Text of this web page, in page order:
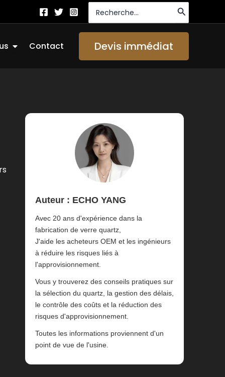
Recherche
de
Ouvrir About Us
Contact Devis immédiat
Auteur : ECHO YANG
Avec 20 ans d'expérience dans la
fabrication de verre quartz,
J'aide les acheteurs OEM et les ingénieurs
à réduire les risques liés à
l'approvisionnement.
Vous y trouverez des conseils pratiques sur
la sélection du quartz, la gestion des délais,
le contrôle des coûts et la réduction des
risques d'approvisionnement.
Toutes les informations proviennent d'un
point de vue de l'usine.